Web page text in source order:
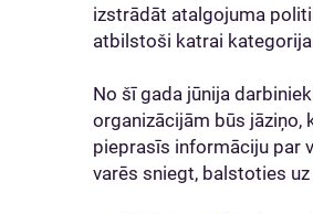
izstrādāt atalgojuma
atbilstoši katrai
No šī gada jūnija
organizācijām būs jāziņo,
pieprasīs informāciju par
varēs sniegt, balstoties